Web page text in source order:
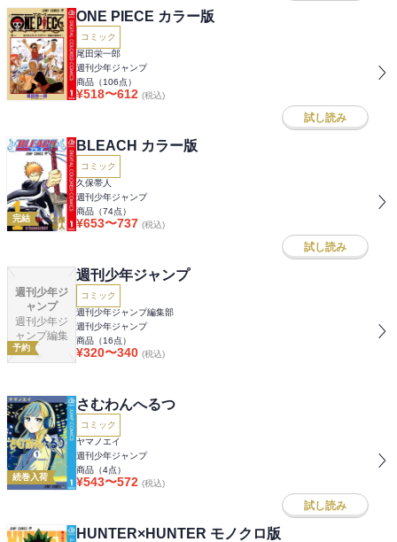
ONE PIECE カラー版
コミック
尾田栄一郎
週刊少年ジャンプ
商品（106点）
¥518〜612 (税込)
試し読み
完結
BLEACH カラー版
コミック
久保帯人
週刊少年ジャンプ
商品（74点）
¥653〜737 (税込)
試し読み
週刊少年ジ
ャンプ
週刊少年ジ
ャンプ編集
部
予約
週刊少年ジャンプ
コミック
週刊少年ジャンプ編集部
週刊少年ジャンプ
商品（16点）
¥320〜340 (税込)
続巻入荷
さむわんへるつ
コミック
ヤマノエイ
週刊少年ジャンプ
商品（4点）
¥543〜572 (税込)
試し読み
HUNTER×HUNTER モノクロ版